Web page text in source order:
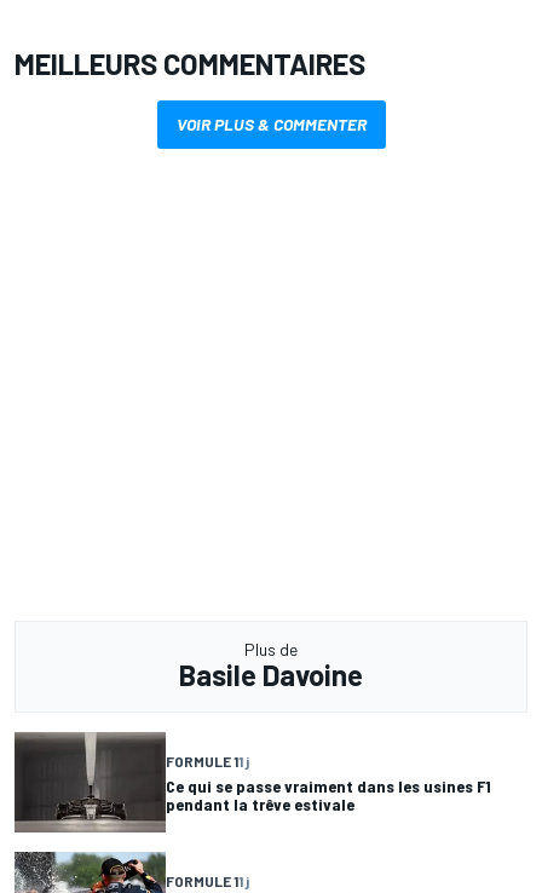
MEILLEURS COMMENTAIRES
VOIR PLUS & COMMENTER
Plus de
Basile Davoine
FORMULE 11 j
Ce qui se passe vraiment dans les usines F1
pendant la trêve estivale
FORMULE 11 j